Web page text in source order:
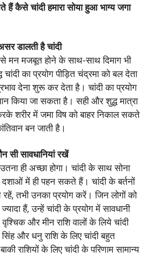
हैं कैसे चांदी हमारा सोया हुआ भाग्य जगा
डालती है चांदी
से मन मजबूत होने के साथ-साथ दिमाग भी
का प्रयोग पीड़ित चंद्रमा को बल देता
देना शुरू कर देता है। चांदी का प्रयोग
किया जा सकता है। सही और शुद्ध मात्रा
शरीर में जमा विष को बाहर निकाल सकते
बन जाती है।
सी सावधानियां रखें
ही अच्छा होगा। चांदी के साथ सोना
में ही पहन सकते हैं। चांदी के बर्तनों
तभी उनका प्रयोग करें। जिन लोगों को
हैं, उन्हें चांदी के प्रयोग में सावधानी
और मीन राशि वालों के लिये चांदी
और धनु राशि के लिए चांदी बहुत
राशियों के लिए चांदी के परिणाम सामान्य